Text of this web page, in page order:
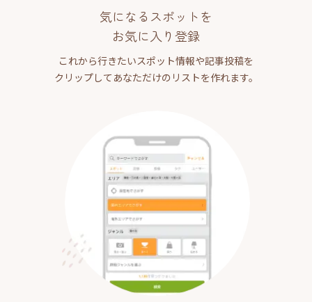
気になるスポットを
お気に入り登録
これから行きたいスポット情報や記事投稿を
クリップしてあなただけのリストを作れます。